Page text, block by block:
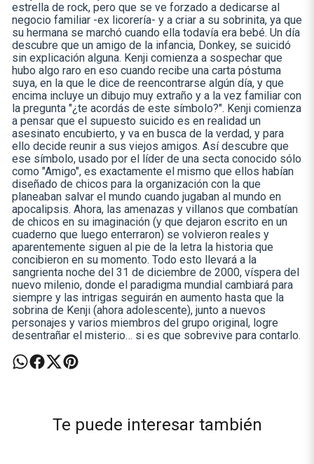
estrella de rock, pero que se ve forzado a dedicarse al
negocio familiar -ex licorería- y a criar a su sobrinita, ya que
su hermana se marchó cuando ella todavía era bebé. Un día
descubre que un amigo de la infancia, Donkey, se suicidó
sin explicación alguna. Kenji comienza a sospechar que
hubo algo raro en eso cuando recibe una carta póstuma
suya, en la que le dice de reencontrarse algún día, y que
encima incluye un dibujo muy extraño y a la vez familiar con
la pregunta "¿te acordás de este símbolo?". Kenji comienza
a pensar que el supuesto suicido es en realidad un
asesinato encubierto, y va en busca de la verdad, y para
ello decide reunir a sus viejos amigos. Así descubre que
ese símbolo, usado por el líder de una secta conocido sólo
como "Amigo", es exactamente el mismo que ellos habían
diseñado de chicos para la organización con la que
planeaban salvar el mundo cuando jugaban al mundo en
apocalipsis. Ahora, las amenazas y villanos que combatían
de chicos en su imaginación (y que dejaron escrito en un
cuaderno que luego enterraron) se volvieron reales y
aparentemente siguen al pie de la letra la historia que
concibieron en su momento. Todo esto llevará a la
sangrienta noche del 31 de diciembre de 2000, víspera del
nuevo milenio, donde el paradigma mundial cambiará para
siempre y las intrigas seguirán en aumento hasta que la
sobrina de Kenji (ahora adolescente), junto a nuevos
personajes y varios miembros del grupo original, logre
desentrañar el misterio… si es que sobrevive para contarlo.
Te puede interesar también